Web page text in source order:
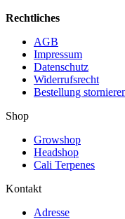
Rechtliches
AGB
Impressum
Datenschutz
Widerrufsrecht
Bestellung
Shop
Growshop
Headshop
Cali Terpenes
Kontakt
Adresse